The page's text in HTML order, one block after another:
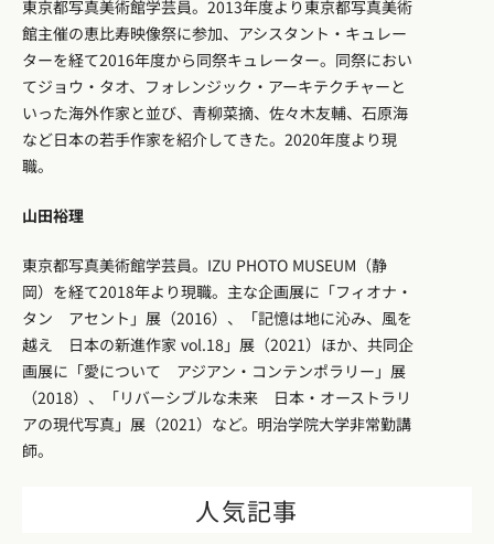
東京都写真美術館学芸員。2013年度より東京都写真美術
館主催の恵比寿映像祭に参加、アシスタント・キュレー
ターを経て2016年度から同祭キュレーター。同祭におい
てジョウ・タオ、フォレンジック・アーキテクチャーと
いった海外作家と並び、青柳菜摘、佐々木友輔、石原海
など日本の若手作家を紹介してきた。2020年度より現
職。
山田裕理
東京都写真美術館学芸員。IZU PHOTO MUSEUM（静
岡）を経て2018年より現職。主な企画展に「フィオナ・
タン アセント」展（2016）、「記憶は地に沁み、風を
越え 日本の新進作家 vol.18」展（2021）ほか、共同企
画展に「愛について アジアン・コンテンポラリー」展
（2018）、「リバーシブルな未来 日本・オーストラリ
アの現代写真」展（2021）など。明治学院大学非常勤講
師。
人気記事